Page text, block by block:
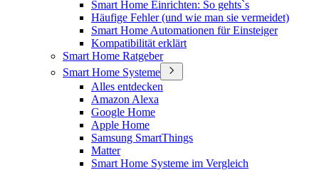
Smart Home Einrichten: So gehts`s
Häufige Fehler (und wie man sie vermeidet)
Smart Home Automationen für Einsteiger
Kompatibilität erklärt
Smart Home Ratgeber
Smart Home Systeme
Alles entdecken
Amazon Alexa
Google Home
Apple Home
Samsung SmartThings
Matter
Smart Home Systeme im Vergleich